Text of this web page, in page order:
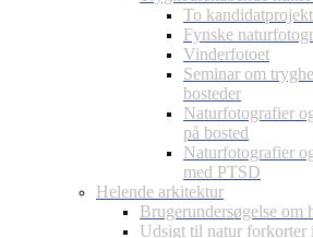
To
Fynske
Vinderfotoet
Seminar om
bosteder
Naturfotografier
på bosted
Naturfotografier
med PTSD
Helende arkitektur
Brugerundersøgelse om
Udsigt til natur forkorter